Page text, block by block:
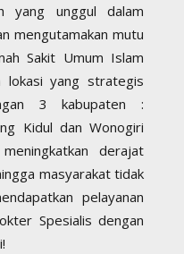
yang unggul dalam
mengutamakan mutu
Sakit Umum Islam
lokasi yang strategis
3 kabupaten :
Kidul dan Wonogiri
derajat
masyarakat tidak
pelayanan
Spesialis dengan